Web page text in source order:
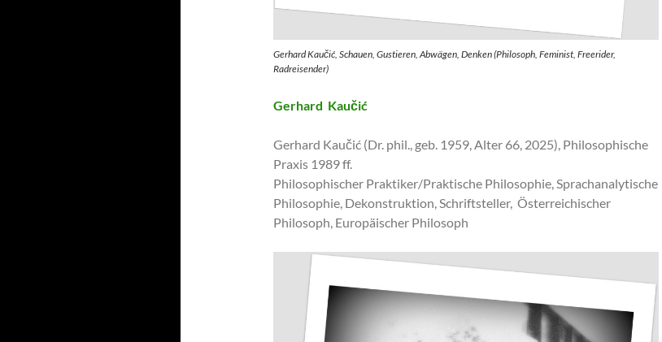
Gerhard Kaučić, Schauen, Gustieren, Abwägen, Denken (Philosoph, Feminist, Freerider,
Radreisender)
Gerhard Kaučić
Gerhard Kaučić (Dr. phil., geb. 1959, Alter 66, 2025), Philosophische
Praxis 1989 ff.
Philosophischer Praktiker/Praktische Philosophie, Sprachanalytische
Philosophie, Dekonstruktion, Schriftsteller, Österreichischer
Philosoph, Europäischer Philosoph